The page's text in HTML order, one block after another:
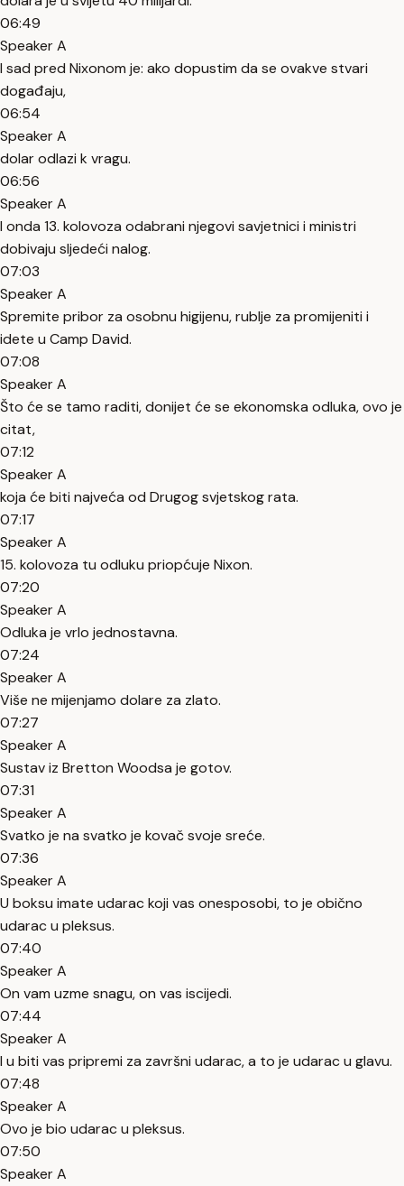
06:49
Speaker A
I sad pred Nixonom je: ako dopustim da se ovakve stvari
događaju,
06:54
Speaker A
dolar odlazi k vragu.
06:56
Speaker A
I onda 13. kolovoza odabrani njegovi savjetnici i ministri
dobivaju sljedeći nalog.
07:03
Speaker A
Spremite pribor za osobnu higijenu, rublje za promijeniti i
idete u Camp David.
07:08
Speaker A
Što će se tamo raditi, donijet će se ekonomska odluka, ovo je
citat,
07:12
Speaker A
koja će biti najveća od Drugog svjetskog rata.
07:17
Speaker A
15. kolovoza tu odluku priopćuje Nixon.
07:20
Speaker A
Odluka je vrlo jednostavna.
07:24
Speaker A
Više ne mijenjamo dolare za zlato.
07:27
Speaker A
Sustav iz Bretton Woodsa je gotov.
07:31
Speaker A
Svatko je na svatko je kovač svoje sreće.
07:36
Speaker A
U boksu imate udarac koji vas onesposobi, to je obično
udarac u pleksus.
07:40
Speaker A
On vam uzme snagu, on vas iscijedi.
07:44
Speaker A
I u biti vas pripremi za završni udarac, a to je udarac u glavu.
07:48
Speaker A
Ovo je bio udarac u pleksus.
07:50
Speaker A